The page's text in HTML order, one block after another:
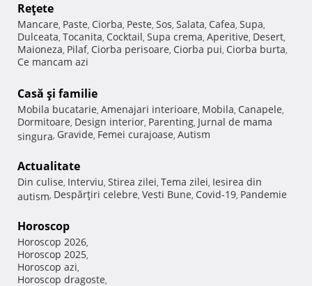
Reţete
Mancare, Paste, Ciorba, Peste, Sos, Salata, Cafea, Supa,
Dulceata, Tocanita, Cocktail, Supa crema, Aperitive, Desert,
Maioneza, Pilaf, Ciorba perisoare, Ciorba pui, Ciorba burta,
Ce mancam azi
Casă şi familie
Mobila bucatarie, Amenajari interioare, Mobila, Canapele,
Dormitoare, Design interior, Parenting, Jurnal de mama
singura, Gravide, Femei curajoase, Autism
Actualitate
Din culise, Interviu, Stirea zilei, Tema zilei, Iesirea din
autism, Despărţiri celebre, Vesti Bune, Covid-19, Pandemie
Horoscop
Horoscop 2026,
Horoscop 2025,
Horoscop azi,
Horoscop dragoste,